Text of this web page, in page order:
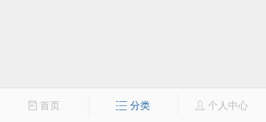
首页 分类 个人中心